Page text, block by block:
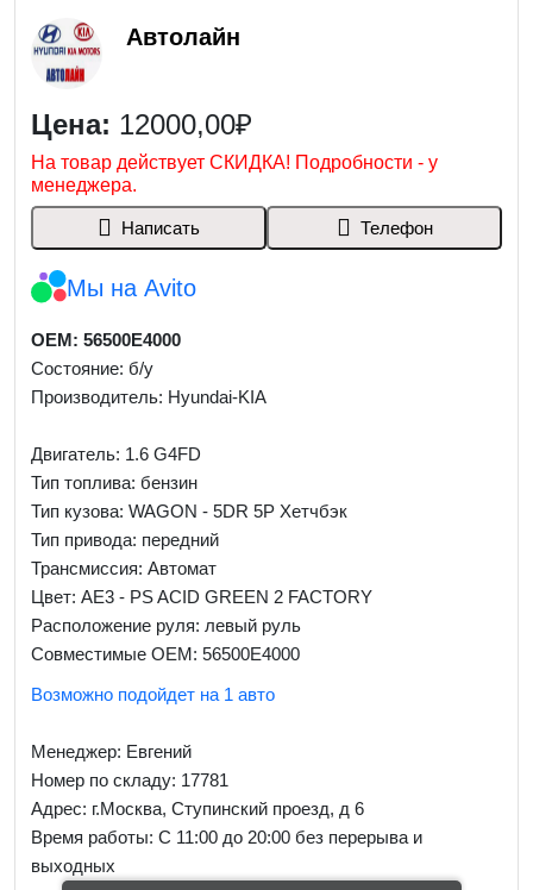
Автолайн
Цена: 12000,00₽
На товар действует СКИДКА! Подробности - у
менеджера.
Написать Телефон
Мы на Avito
OEM: 56500E4000
Состояние: б/у
Производитель: Hyundai-KIA
Двигатель: 1.6 G4FD
Тип топлива: бензин
Тип кузова: WAGON - 5DR 5P Хетчбэк
Тип привода: передний
Трансмиссия: Автомат
Цвет: AE3 - PS ACID GREEN 2 FACTORY
Расположение руля: левый руль
Совместимые OEM: 56500E4000
Возможно подойдет на 1 авто
Менеджер: Евгений
Номер по складу: 17781
Адрес: г.Москва, Ступинский проезд, д 6
Время работы: С 11:00 до 20:00 без перерыва и
выходных